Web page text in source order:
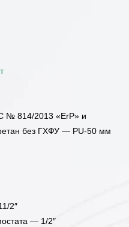
№ 814/2013 «ErP» и
без ГХФУ — PU-50 мм
2″
— 1/2″